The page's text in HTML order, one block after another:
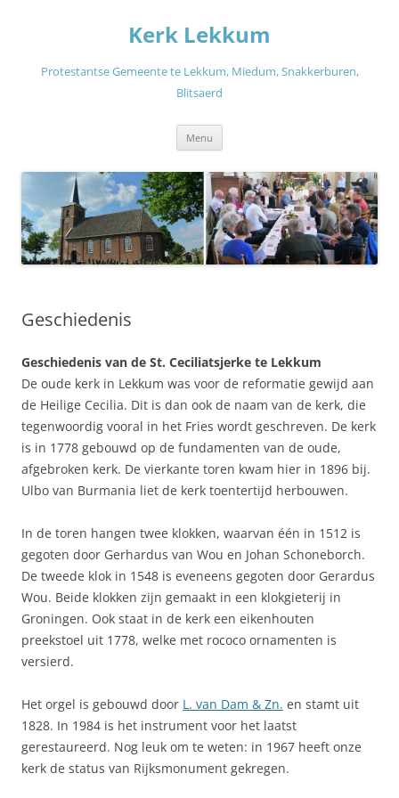
Kerk Lekkum
Protestantse Gemeente te Lekkum, Miedum, Snakkerburen,
Blitsaerd
Menu
Geschiedenis
Geschiedenis van de St. Ceciliatsjerke te Lekkum
De oude kerk in Lekkum was voor de reformatie gewijd aan
de Heilige Cecilia. Dit is dan ook de naam van de kerk, die
tegenwoordig vooral in het Fries wordt geschreven. De kerk
is in 1778 gebouwd op de fundamenten van de oude,
afgebroken kerk. De vierkante toren kwam hier in 1896 bij.
Ulbo van Burmania liet de kerk toentertijd herbouwen.
In de toren hangen twee klokken, waarvan één in 1512 is
gegoten door Gerhardus van Wou en Johan Schoneborch.
De tweede klok in 1548 is eveneens gegoten door Gerardus
Wou. Beide klokken zijn gemaakt in een klokgieterij in
Groningen. Ook staat in de kerk een eikenhouten
preekstoel uit 1778, welke met rococo ornamenten is
versierd.
Het orgel is gebouwd door L. van Dam & Zn. en stamt uit
1828. In 1984 is het instrument voor het laatst
gerestaureerd. Nog leuk om te weten: in 1967 heeft onze
kerk de status van Rijksmonument gekregen.